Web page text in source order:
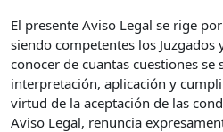
El presente Aviso Legal se rige
siendo competentes los Juzgados
conocer de cuantas cuestiones se
interpretación, aplicación y
virtud de la aceptación de las
Aviso Legal, renuncia